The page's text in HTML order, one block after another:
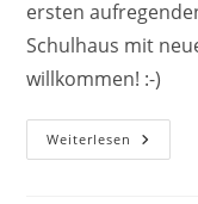
ersten
Schulhaus mit
willkommen! :-)
Weiterlesen Herzlich